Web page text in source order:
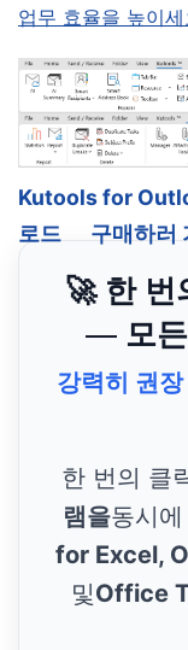
업무 효율을 높이세
Kutools for
로드
구매하러
🚀 한 번
— 모든
강력히 권
한 번의 클
램을동시
for Excel,
및Office